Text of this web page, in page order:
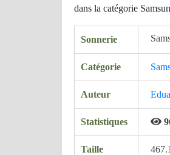
dans la catégorie
Sonnerie
Catégorie
Auteur
Statistiques
Taille